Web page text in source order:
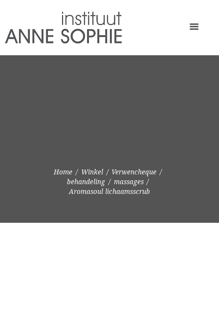
Home Winkel
Verwencheque
behandeling
massages
Aromasoul lichaamsscrub